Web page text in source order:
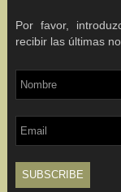
Por favor,
recibir las últimas